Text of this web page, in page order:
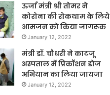
ऊर्जा मंत्री श्री तोमर ने
कोरोना की रोकथाम के लिये
आमजन को किया जागरूक
January 12, 2022
मंत्री डॉ. चौधरी ने काटजू
अस्पताल में प्रिकॉशन डोज
अभियान का लिया जायजा
January 12, 2022